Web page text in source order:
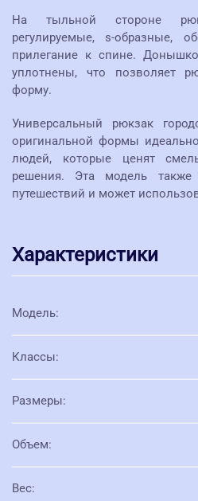
На тыльной стороне
регулируемые, s-образные,
прилегание к спине.
уплотнены, что позволяет
форму.
Универсальный рюкзак
оригинальной формы
людей, которые ценят
решения. Эта модель также
путешествий и может
Характеристики
Модель:
Классы:
Размеры:
Объем:
Вес: